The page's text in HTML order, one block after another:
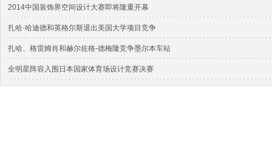
2014中国装饰界空间设计大赛即将隆重开幕
扎哈·哈迪德和英格尔斯退出美国大学项目竞争
扎哈、格雷姆肖和赫尔佐格-德梅隆竞争墨尔本车站
全明星阵容入围日本国家体育场设计竞赛决赛